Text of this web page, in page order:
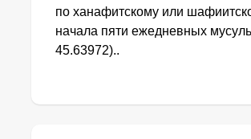
по ханафитскому или
начала пяти ежедневных
45.63972)..